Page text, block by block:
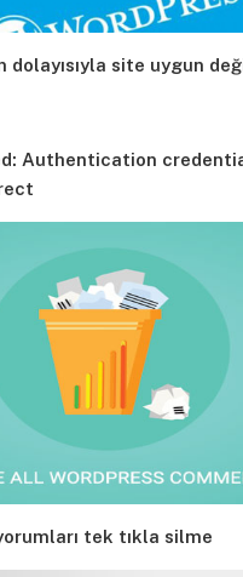
dolayısıyla site uygun
Authentication
tek tıkla silme